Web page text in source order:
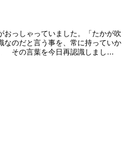
おっしゃっていました。「たかが吹
なのだと言う事を、常に持っていか
その言葉を今日再認識しまし